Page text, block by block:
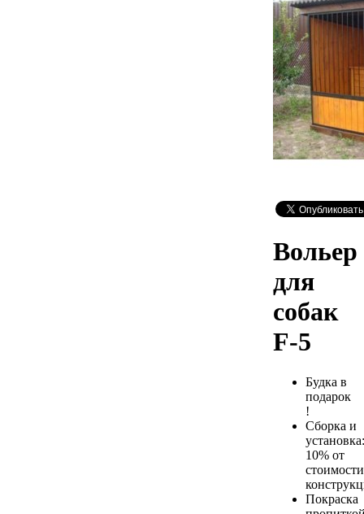
Вольер
для
собак
F-5
Будка в
подарок
!
Сборка и
установка:
10% от
стоимости
Покраска